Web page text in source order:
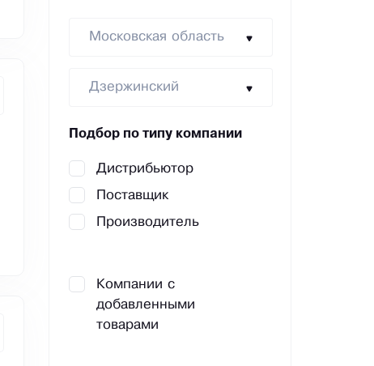
Московская область
Дзержинский
Подбор по типу компании
Дистрибьютор
Поставщик
Производитель
Компании с
добавленными
товарами